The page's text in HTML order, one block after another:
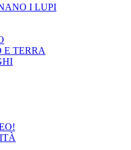
I LUPI
E TERRA